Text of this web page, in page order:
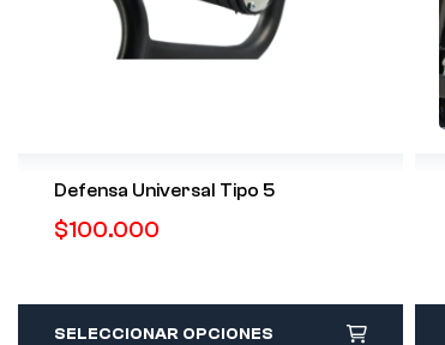
Defensa Universal Tipo 5
$100.000
SELECCIONAR OPCIONES